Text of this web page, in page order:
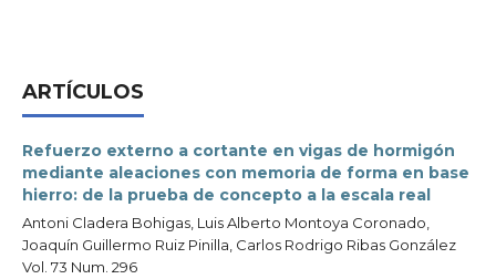
ARTÍCULOS
Refuerzo externo a cortante en vigas de hormigón
mediante aleaciones con memoria de forma en base
hierro: de la prueba de concepto a la escala real
Antoni Cladera Bohigas, Luis Alberto Montoya Coronado,
Joaquín Guillermo Ruiz Pinilla, Carlos Rodrigo Ribas González
Vol. 73 Num. 296